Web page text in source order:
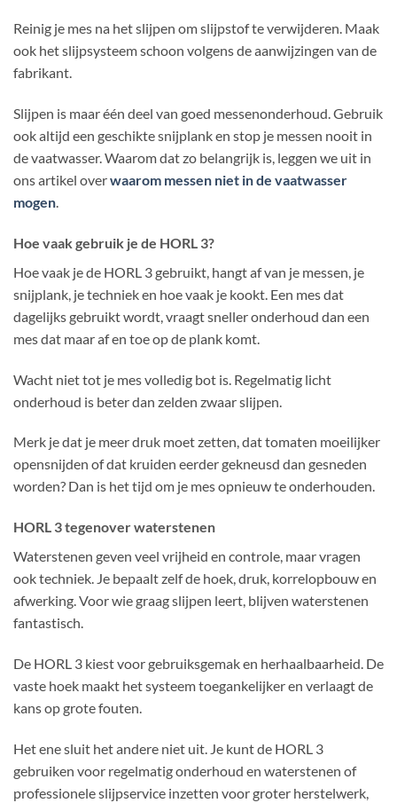
Reinig je mes na het slijpen om slijpstof te verwijderen. Maak
ook het slijpsysteem schoon volgens de aanwijzingen van de
fabrikant.
Slijpen is maar één deel van goed messenonderhoud. Gebruik
ook altijd een geschikte snijplank en stop je messen nooit in
de vaatwasser. Waarom dat zo belangrijk is, leggen we uit in
ons artikel overwaarom messen niet in de vaatwasser
mogen.
Hoe vaak gebruik je de HORL 3?
Hoe vaak je de HORL 3 gebruikt, hangt af van je messen, je
snijplank, je techniek en hoe vaak je kookt. Een mes dat
dagelijks gebruikt wordt, vraagt sneller onderhoud dan een
mes dat maar af en toe op de plank komt.
Wacht niet tot je mes volledig bot is. Regelmatig licht
onderhoud is beter dan zelden zwaar slijpen.
Merk je dat je meer druk moet zetten, dat tomaten moeilijker
opensnijden of dat kruiden eerder gekneusd dan gesneden
worden? Dan is het tijd om je mes opnieuw te onderhouden.
HORL 3 tegenover waterstenen
Waterstenen geven veel vrijheid en controle, maar vragen
ook techniek. Je bepaalt zelf de hoek, druk, korrelopbouw en
afwerking. Voor wie graag slijpen leert, blijven waterstenen
fantastisch.
De HORL 3 kiest voor gebruiksgemak en herhaalbaarheid. De
vaste hoek maakt het systeem toegankelijker en verlaagt de
kans op grote fouten.
Het ene sluit het andere niet uit. Je kunt de HORL 3
gebruiken voor regelmatig onderhoud en waterstenen of
professionele slijpservice inzetten voor groter herstelwerk,